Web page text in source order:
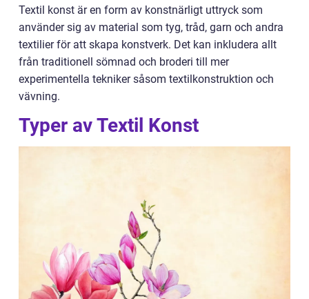
Textil konst är en form av konstnärligt uttryck som
använder sig av material som tyg, tråd, garn och andra
textilier för att skapa konstverk. Det kan inkludera allt
från traditionell sömnad och broderi till mer
experimentella tekniker såsom textilkonstruktion och
vävning.
Typer av Textil Konst